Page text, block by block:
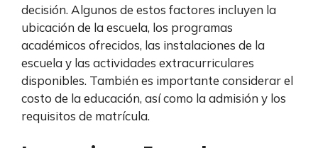
decisión. Algunos de estos factores incluyen la
ubicación de la escuela, los programas
académicos ofrecidos, las instalaciones de la
escuela y las actividades extracurriculares
disponibles. También es importante considerar el
costo de la educación, así como la admisión y los
requisitos de matrícula.